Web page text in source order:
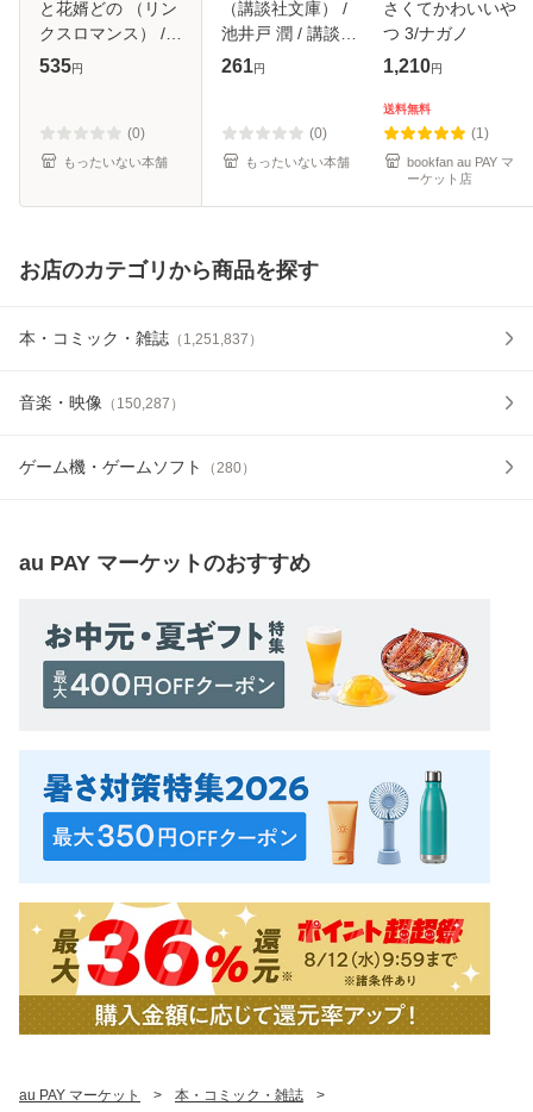
と花婿どの （リン
クスロマンス） /
向梶 あうん、 北沢
【メール便送料無
料】
535円
(0)
もったいない本舗
（講談社文庫） /
池井戸 潤 / 講談社
[文庫]【メール便送
261円
(0)
もったいない本舗
さくてかわいいや
つ 3/ナガノ
1,210円
送料無料
(1)
bookfan au PAY マ
ーケット店
お店のカテゴリから商品を探す
本・コミック・雑誌 （ 1,251,837 ）
音楽・映像 （ 150,287 ）
ゲーム機・ゲームソフト （280）
au PAY マーケットのおすすめ
au PAY マーケット > 本・コミック・雑誌
>